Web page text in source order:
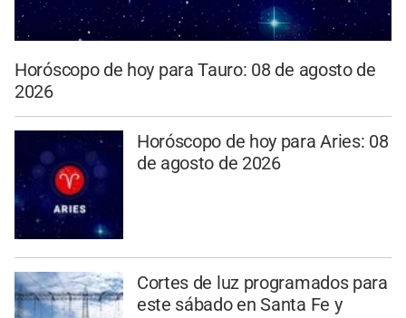
Horóscopo de hoy para Tauro: 08 de agosto de
2026
Horóscopo de hoy para Aries: 08
de agosto de 2026
Cortes de luz programados para
este sábado en Santa Fe y